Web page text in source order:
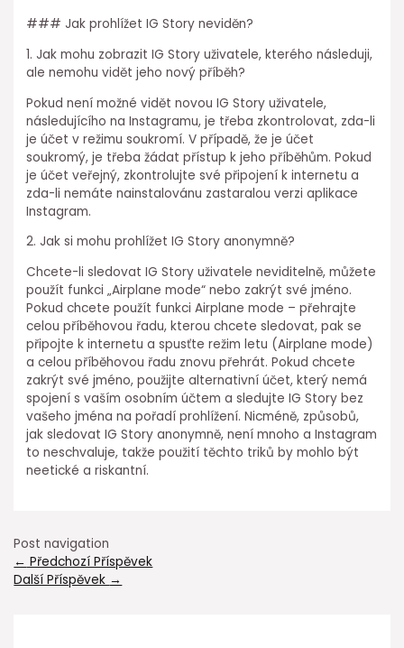
### Jak prohlížet IG Story neviděn?
1. Jak mohu zobrazit IG Story uživatele, kterého následuji,
ale nemohu vidět jeho nový příběh?
Pokud není možné vidět novou IG Story uživatele,
následujícího na Instagramu, je třeba zkontrolovat, zda-li
je účet v režimu soukromí. V případě, že je účet
soukromý, je třeba žádat přístup k jeho příběhům. Pokud
je účet veřejný, zkontrolujte své připojení k internetu a
zda-li nemáte nainstalovánu zastaralou verzi aplikace
Instagram.
2. Jak si mohu prohlížet IG Story anonymně?
Chcete-li sledovat IG Story uživatele neviditelně, můžete
použít funkci „Airplane mode“ nebo zakrýt své jméno.
Pokud chcete použít funkci Airplane mode – přehrajte
celou příběhovou řadu, kterou chcete sledovat, pak se
připojte k internetu a spusťte režim letu (Airplane mode)
a celou příběhovou řadu znovu přehrát. Pokud chcete
zakrýt své jméno, použijte alternativní účet, který nemá
spojení s vaším osobním účtem a sledujte IG Story bez
vašeho jména na pořadí prohlížení. Nicméně, způsobů,
jak sledovat IG Story anonymně, není mnoho a Instagram
to neschvaluje, takže použití těchto triků by mohlo být
neetické a riskantní.
Post navigation
← Předchozí Příspěvek
Další Příspěvek →